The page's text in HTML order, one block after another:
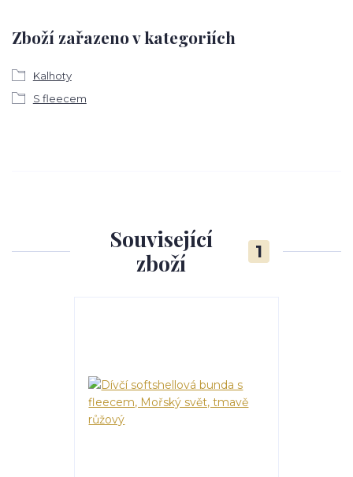
Zboží zařazeno v kategoriích
Kalhoty
S fleecem
Související
zboží
1